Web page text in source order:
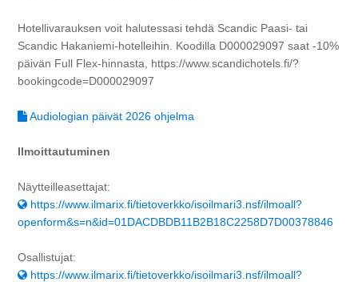
Hotellivarauksen voit halutessasi tehdä Scandic Paasi- tai
Scandic Hakaniemi-hotelleihin. Koodilla D000029097 saat -10%
päivän Full Flex-hinnasta, https://www.scandichotels.fi/?
bookingcode=D000029097
Audiologian päivät 2026 ohjelma
Ilmoittautuminen
Näytteilleasettajat:
https://www.ilmarix.fi/tietoverkko/isoilmari3.nsf/ilmoall?
openform&s=n&id=01DACDBDB11B2B18C2258D7D00378846
Osallistujat:
https://www.ilmarix.fi/tietoverkko/isoilmari3.nsf/ilmoall?